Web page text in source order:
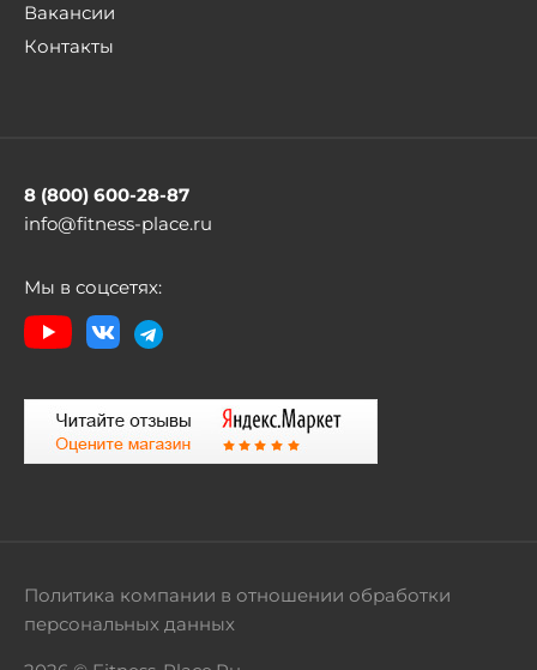
Вакансии
Контакты
8 (800) 600-28-87
info@fitness-place.ru
Мы в соцсетях:
Политика компании в отношении обработки
персональных данных